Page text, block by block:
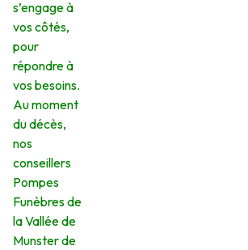
s’engage à
vos côtés,
pour
répondre à
vos besoins.
Au moment
du décès,
nos
conseillers
Pompes
Funèbres de
la Vallée de
Munster de